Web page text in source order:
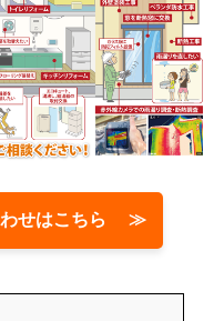
わせはこちら ≫